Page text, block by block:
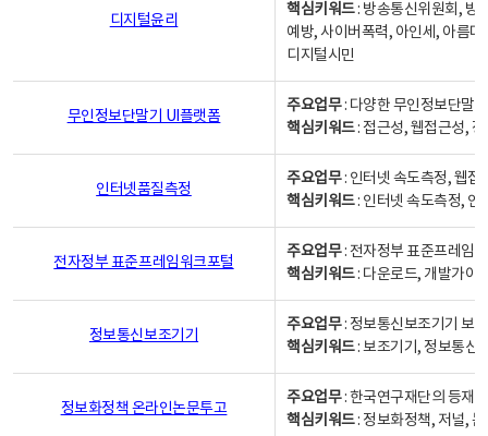
디지털윤리
핵심키워드: 방송통신위원회, 방
예방, 사이버폭력, 아인세, 아름
디지털시민
무인정보단말기 UI플랫폼
주요업무: 다양한 무인정보단말
핵심키워드: 접근성, 웹접근성,
인터넷품질측정
주요업무: 인터넷 속도측정, 웹접
핵심키워드: 인터넷 속도측정, 인
전자정부 표준프레임워크포털
주요업무: 전자정부 표준프레임
핵심키워드: 다운로드, 개발가이
정보통신보조기기
주요업무: 정보통신보조기기 보
핵심키워드: 보조기기, 정보통신
정보화정책 온라인논문투고
주요업무: 한국연구재단의 등재
핵심키워드: 정보화정책, 저널,